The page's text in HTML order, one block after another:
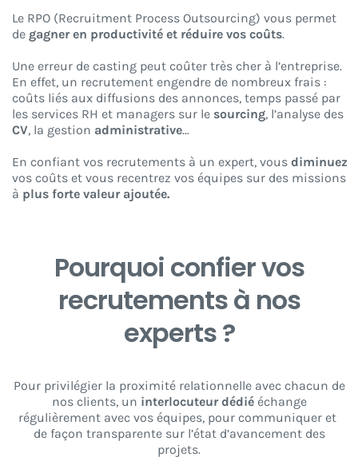
Le RPO (Recruitment Process Outsourcing) vous permet
de gagner en productivité et réduire vos coûts.
Une erreur de casting peut coûter très cher à l’entreprise.
En effet, un recrutement engendre de nombreux frais :
coûts liés aux diffusions des annonces, temps passé par
les services RH et managers sur le sourcing, l’analyse des
CV, la gestion administrative…
En confiant vos recrutements à un expert, vous diminuez
vos coûts et vous recentrez vos équipes sur des missions
à plus forte valeur ajoutée.
Pourquoi confier vos
recrutements à nos
experts ?
Pour privilégier la proximité relationnelle avec chacun de
nos clients, un interlocuteur dédiééchange
régulièrement avec vos équipes, pour communiquer et
de façon transparente sur l’état d’avancement des
projets.